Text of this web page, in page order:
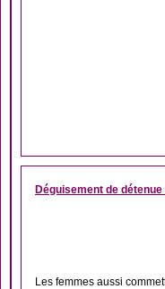
Déguisement de
Les femmes aussi